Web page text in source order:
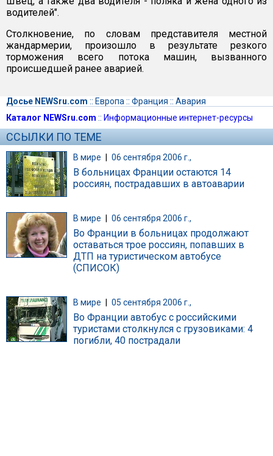
водителей".
Столкновение, по словам представителя местной
жандармерии, произошло в результате резкого
торможения всего потока машин, вызванного
происшедшей ранее аварией.
Досье NEWSru.com :: Европа :: Франция :: Авария
Каталог NEWSru.com :: Информационные интернет-ресурсы
ССЫЛКИ ПО ТЕМЕ
В мире | 06 сентября 2006 г.,
В больницах Франции остаются 14
россиян, пострадавших в автоаварии
В мире 06 сентября 2006 г.,
Во Франции в больницах продолжают
оставаться трое россиян, попавших в
ДТП на туристическом автобусе
(СПИСОК)
В мире 05 сентября 2006 г.,
Во Франции автобус с российскими
туристами столкнулся с грузовиками: 4
погибли, 40 пострадали